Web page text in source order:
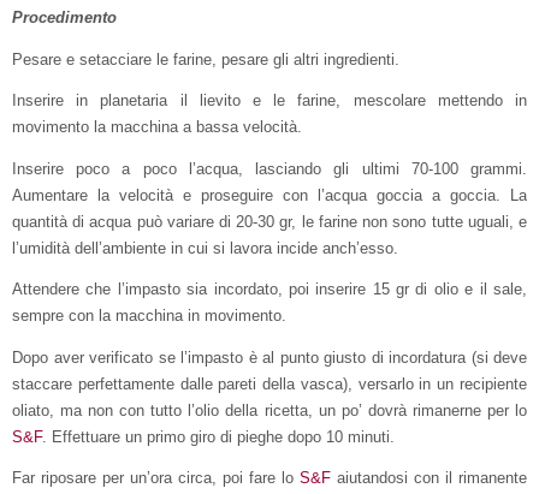
Procedimento
Pesare e setacciare le farine, pesare gli altri ingredienti.
Inserire in planetaria il lievito e le farine, mescolare mettendo in
movimento la macchina a bassa velocità.
Inserire poco a poco l’acqua, lasciando gli ultimi 70-100 grammi.
Aumentare la velocità e proseguire con l’acqua goccia a goccia. La
quantità di acqua può variare di 20-30 gr, le farine non sono tutte uguali, e
l’umidità dell’ambiente in cui si lavora incide anch’esso.
Attendere che l’impasto sia incordato, poi inserire 15 gr di olio e il sale,
sempre con la macchina in movimento.
Dopo aver verificato se l’impasto è al punto giusto di incordatura (si deve
staccare perfettamente dalle pareti della vasca), versarlo in un recipiente
oliato, ma non con tutto l’olio della ricetta, un po’ dovrà rimanerne per lo
S&F. Effettuare un primo giro di pieghe dopo 10 minuti.
Far riposare per un’ora circa, poi fare lo S&F aiutandosi con il rimanente